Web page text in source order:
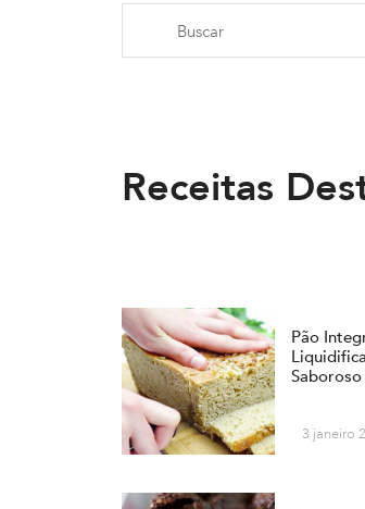
Receitas
Pão
Saboroso
3 janeiro